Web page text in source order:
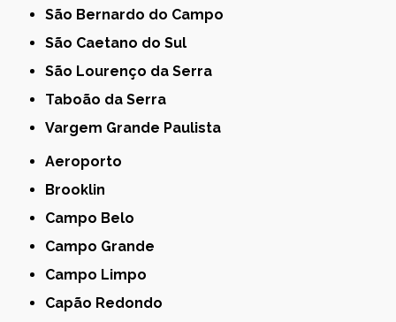
São Bernardo do Campo
São Caetano do Sul
São Lourenço da Serra
Taboão da Serra
Vargem Grande Paulista
Aeroporto
Brooklin
Campo Belo
Campo Grande
Campo Limpo
Capão Redondo